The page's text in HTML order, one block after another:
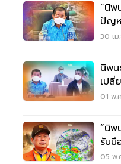
“นิพ
ปัญห
30 เม
นิพน
เปลี่
ม.อ.
01 พ.
“นิพ
รับมื
ประ
05 พ.